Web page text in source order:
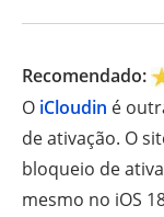
Recomendado:
O iCloudin é
de ativação. O
bloqueio de
mesmo no iOS